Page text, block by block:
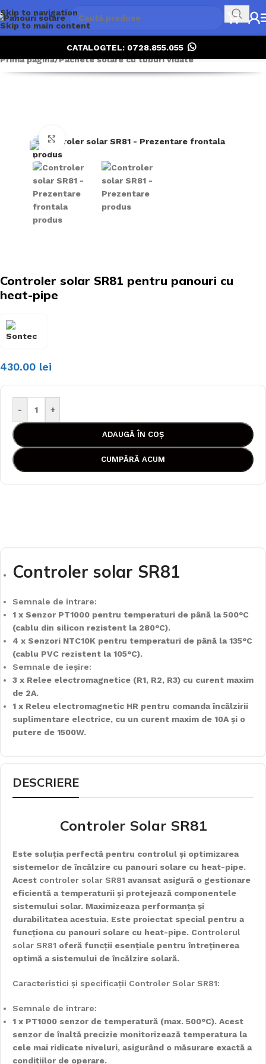
Skip to navigation
Skip to main content
CATALOGTEL: 0728.855.055
Prima pagină/Pachete solare cu tuburi vidate
Click to enlarge
Controler solar SR81 pentru panouri cu
heat-pipe
430.00 lei
- +
ADAUGĂ ÎN COȘ
CUMPĂRĂ ACUM
Controler solar SR81
Semnale de intrare:
1 x Senzor PT1000 pentru temperaturi de până la 500°C
(cablu din silicon rezistent la 280°C).
4 x Senzori NTC10K pentru temperaturi de până la 135°C
(cablu PVC rezistent la 105°C).
Semnale de ieșire:
3 x Relee electromagnetice (R1, R2, R3) cu curent maxim
de 2A.
1 x Releu electromagnetic HR pentru comanda încălzirii
suplimentare electrice, cu un curent maxim de 10A și o
putere de 1500W.
DESCRIERE
Controler Solar SR81
Este soluția perfectă pentru controlul și optimizarea
sistemelor de încălzire cu panouri solare cu heat-pipe.
Acest controler solar SR81 avansat asigură o gestionare
eficientă a temperaturii și protejează componentele
sistemului solar. Maximizeaza performanța și
durabilitatea acestuia. Este proiectat special pentru a
funcționa cu panouri solare cu heat-pipe. Controlerul
solar SR81 oferă funcții esențiale pentru întreținerea
optimă a sistemului de încălzire solară.
Caracteristici și specificații Controler Solar SR81:
Semnale de intrare:
1 x PT1000 senzor de temperatură (max. 500°C). Acest
senzor de înaltă precizie monitorizează temperatura la
cele mai ridicate niveluri, asigurând o măsurare exactă a
condițiilor de operare.